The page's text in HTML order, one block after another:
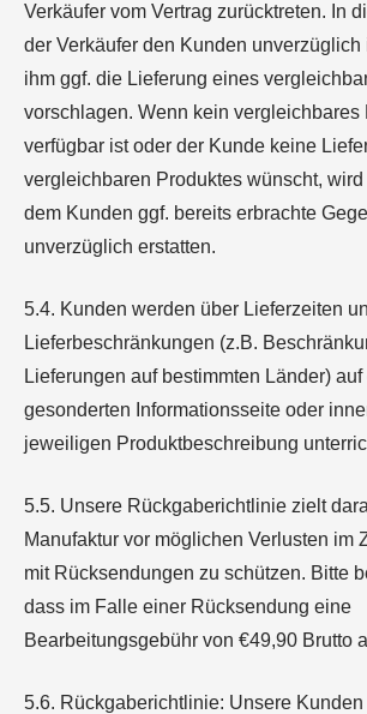
Verkäufer vom Vertrag zurücktreten. In
der Verkäufer den Kunden unverzüglich
ihm ggf. die Lieferung eines
vorschlagen. Wenn kein vergleichbares
verfügbar ist oder der Kunde keine
vergleichbaren Produktes wünscht,
dem Kunden ggf. bereits erbrachte
unverzüglich erstatten.
5.4. Kunden werden über Lieferzeiten
Lieferbeschränkungen (z.B.
Lieferungen auf bestimmten Länder)
gesonderten Informationsseite oder
jeweiligen Produktbeschreibung
5.5. Unsere Rückgaberichtlinie zielt
Manufaktur vor möglichen Verlusten im
mit Rücksendungen zu schützen. Bitte
dass im Falle einer Rücksendung eine
Bearbeitungsgebühr von €49,90 Brutto
5.6. Rückgaberichtlinie: Unsere